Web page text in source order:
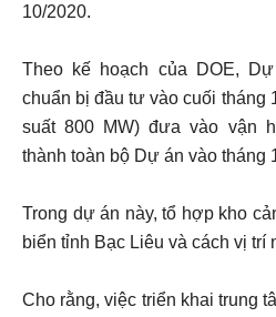
10/2020.
Theo kế hoạch của DOE,
chuẩn bị đầu tư vào cuối tháng
suất 800 MW) đưa vào vận
thành toàn bộ Dự án vào tháng
Trong dự án này, tổ hợp kho
biển tỉnh Bạc Liêu và cách vị trí
Cho rằng, việc triển khai trung